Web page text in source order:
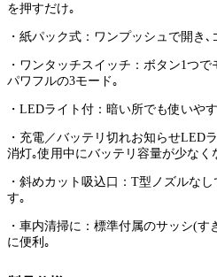
を押すだけ｡
・紙パック式：ワンプッシュで開き
・ワンタッチスイッチ：ボタン1つ
パワフルの3モード｡
・LEDライト付：暗い所でも使いや
・充電／バッテリ切れお知らせLED
消灯｡使用中にバッテリ容量が少なく
・斜めカット吸込口：T型ノズルな
す｡
・車内清掃に：標準付属のサッシ(
に便利｡